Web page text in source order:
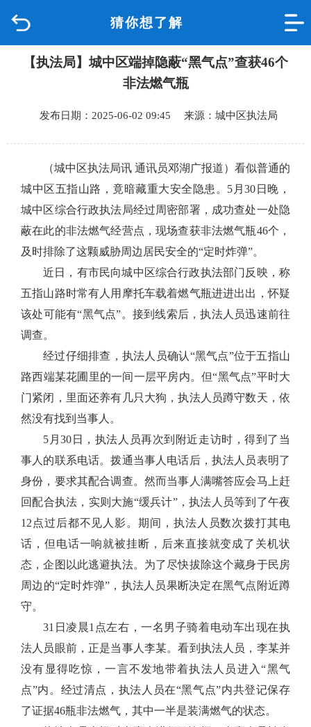
猜你想了解
品质城中
政府信息公开
互动回应
数据专题
【执法局】城中区端掉隐蔽“黑气点”查获46个
非法燃气瓶
发布日期：2025-06-02 09:45 来源：城中区执法局
（城中区执法局讯 通讯员邓湖广报道） 看似普通的
城中区五指山路，竟暗藏重大安全隐患。5月30日晚，
城中区综合行政执法局经过周密部署，成功查处一处隐
蔽在此的非法燃气经营点，现场查获非法燃气瓶46个，
及时排除了这颗威胁周边居民安全的“定时炸弹”。
近日，有市民向城中区综合行政执法部门反映，称
五指山路时常有人用摩托车载着燃气瓶进进出出，怀疑
该处可能有“黑气点”。接到线索后，执法人员迅速前往
调查。
经过仔细排查，执法人员确认“黑气点”位于五指山
路西端某花圃里的一间一层平房内。但“黑气点”平时大
门紧闭，里面还养有几只大狗，执法人员蹲守数天，依
然没有找到当事人。
5月30日，执法人员再次到附近走访时，得到了当
事人的联系电话。拨通当事人电话后，执法人员表明了
身份，要求其配合调查。然而当事人满嘴答应会马上赶
回配合执法，实则大施“缓兵计”，执法人员等到了午夜
12点过后都不见人影。期间，执法人员数次拨打其电
话，但电话一响就被挂断，后来直接就变成了关机状
态，企图以此逃避执法。为了尽快拔除这个藏身于民房
周边的“定时炸弹”，执法人员果断决定在黑气点附近蹲
守。
31日凌晨1点左右，一名男子骑着电动车出现在执
法人员眼前，正是当事人李某。看到执法人员，李某并
没有显得吃惊，一言不发地带着执法人员进入“黑气
点”内。 经过清点，执法人员在“黑气点”内共登记保存
了证据46瓶非法燃气，其中一半是装满燃气的状态。